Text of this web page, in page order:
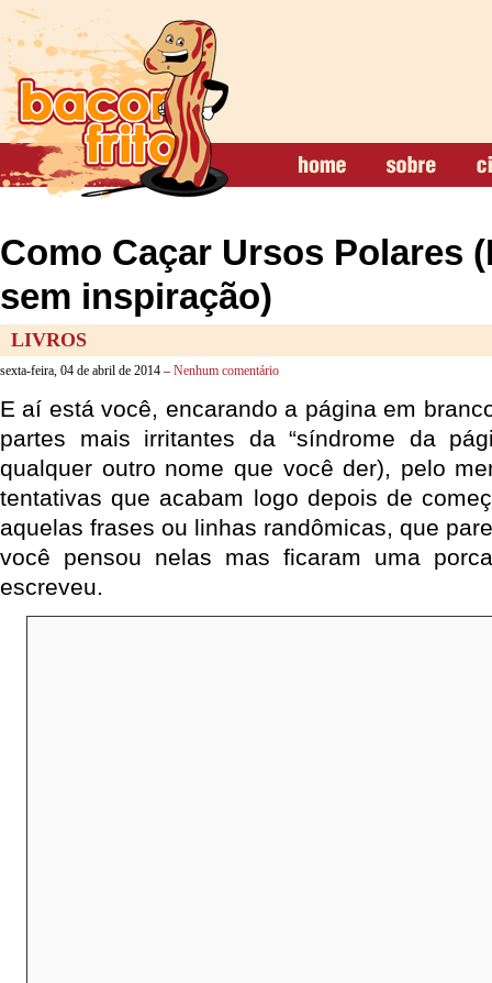
Como Caçar Ursos Polares
sem inspiração)
LIVROS
sexta-feira, 04 de abril de 2014 – Nenhum comentário
E aí está você, encarando a página em
partes mais irritantes da “síndrome da
qualquer outro nome que você der), pelo
tentativas que acabam logo depois de
aquelas frases ou linhas randômicas, que
você pensou nelas mas ficaram uma
escreveu.